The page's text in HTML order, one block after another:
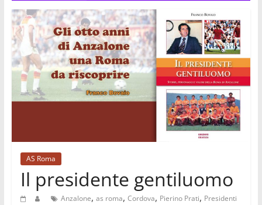
AS Roma
Il presidente gentiluomo
Anzalone, as roma, Cordova, Pierino Prati, Presidenti